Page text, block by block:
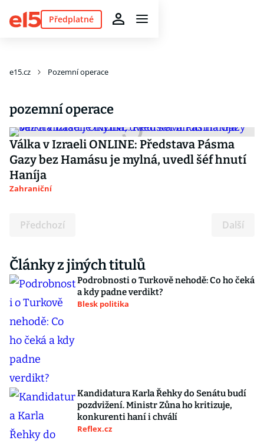
Předplatné
e15.cz Pozemní operace
pozemní operace
Válka v Izraeli ONLINE: Představa Pásma
Gazy bez Hamásu je mylná, uvedl šéf hnutí
Haníja
Zahraniční
Předchozí Další
Články z jiných titulů
Podrobnosti o Turkově nehodě: Co ho čeká
a kdy padne verdikt?
Blesk politika
Kandidatura Karla Řehky do Senátu budí
pozdvižení. Ministr Zůna ho kritizuje,
konkurenti haní i chválí
Reflex.cz